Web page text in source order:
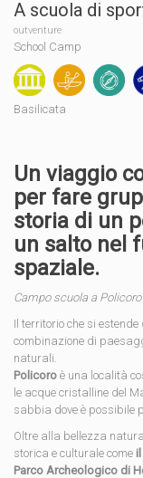
A scuola di
outventure
School Camp
Basilicata
Un viaggio
per fare
storia di un
un salto nel
spaziale.
Campo scuola a
Il territorio che si
combinazione di
naturali.
Policoro è una località
le acque cristalline del
sabbia dove è possibile
Oltre alla bellezza
storica e culturale come
Parco Archeologico di